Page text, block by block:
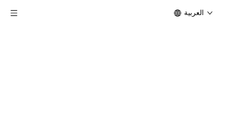
العربية